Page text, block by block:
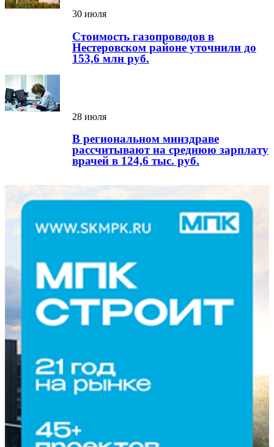
30 июля
Стоимость газопроводов в
Нестеровском районе уточнили до
153,6 млн руб.
28 июля
В региональном минздраве
рассчитывают на среднюю зарплату
врачей в 124,6 тыс. руб.